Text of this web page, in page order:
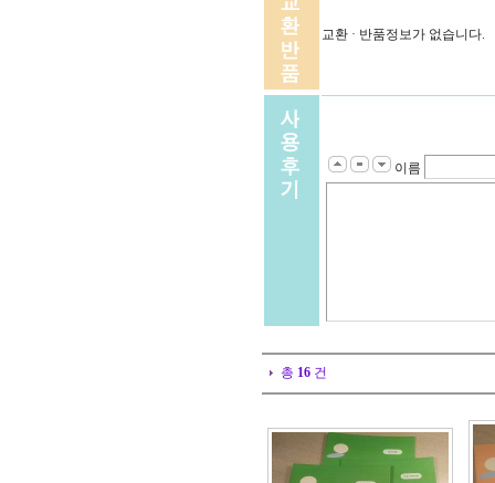
교환 · 반품정보가 없습니다.
이름
총 16 건